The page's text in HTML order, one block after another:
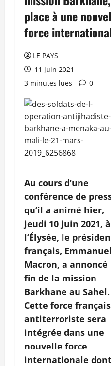
place à une
force
LE PAYS
11 juin 2021
3 minutes lues
0
Au cours d’une
conférence de
qu’il a animé hier,
jeudi 10 juin 2021, à
l’Élysée, le
français, Emmanuel
Macron, a annoncé
fin de la mission
Barkhane au Sahel.
Cette force
antiterroriste sera
intégrée dans une
nouvelle force
internationale dont